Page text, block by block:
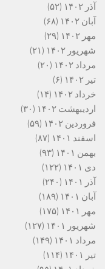
آذر ۱۴۰۲
(۵۲)
آبان ۱۴۰۲
(۶۸)
مهر ۱۴۰۲
(۲۹)
شهریور ۱۴۰۲
(۲۱)
مرداد ۱۴۰۲
(۲۰)
تیر ۱۴۰۲
(۶)
خرداد ۱۴۰۲
(۱۴)
اردیبهشت ۱۴۰۲
(۳۰)
فروردین ۱۴۰۲
(۵۹)
اسفند ۱۴۰۱
(۸۷)
بهمن ۱۴۰۱
(۹۳)
دی ۱۴۰۱
(۱۲۲)
آذر ۱۴۰۱
(۲۴۰)
آبان ۱۴۰۱
(۱۸۹)
مهر ۱۴۰۱
(۱۷۵)
شهریور ۱۴۰۱
(۱۲۷)
مرداد ۱۴۰۱
(۱۴۹)
تیر ۱۴۰۱
(۱۱۴)